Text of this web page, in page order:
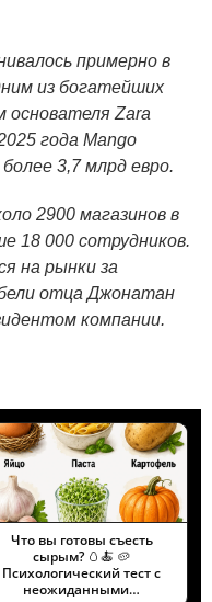
примерно в
из богатейших
основателя Zara
года Mango
3,7 млрд евро.
2900 магазинов в
18 000 сотрудников.
на рынки за
отца Джонатан
компании.
Что вы готовы съесть
сырым? 🥚🍝 🥔
Психологический тест с
неожиданными…